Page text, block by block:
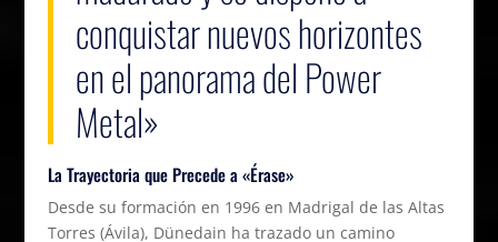
conquistar nuevos horizontes
en el panorama del Power
Metal»
La Trayectoria que Precede a «Érase»
Desde su formación en 1996 en Madrigal de las Altas
Torres (Ávila), Dünedain ha trazado un camino